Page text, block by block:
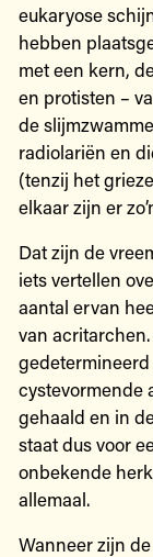
eukaryose
hebben
met een kern,
en protisten –
de
radiolariën en
(tenzij het
elkaar zijn er
Dat zijn de
iets vertellen
aantal ervan
van
cystevormende
gehaald en in
staat dus voor
onbekende
allemaal.
Wanneer zijn